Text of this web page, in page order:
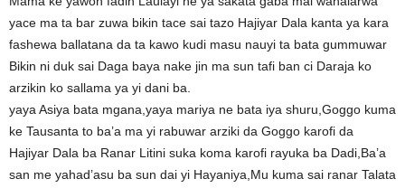
yace ma ta bar zuwa bikin tace sai tazo Hajiyar Dala kanta ya kara
fashewa ballatana da ta kawo kudi masu nauyi ta bata gummuwar
Bikin ni duk sai Daga baya nake jin ma sun tafi ban ci Daraja ko
arzikin ko sallama ya yi dani ba.
yaya Asiya bata mgana,yaya mariya ne bata iya shuru,Goggo kuma
ke Tausanta to ba’a ma yi rabuwar arziki da Goggo karofi da
Hajiyar Dala ba Ranar Litini suka koma karofi rayuka ba Dadi,Ba’a
san me yahad’asu ba sun dai yi Hayaniya,Mu kuma sai ranar Talata